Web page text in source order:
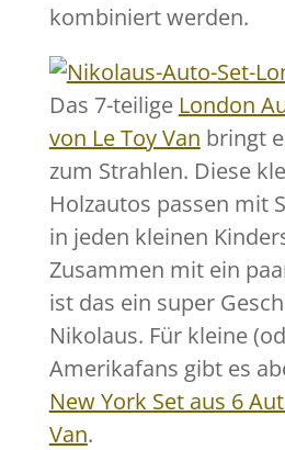
kombiniert werden.
Das 7-teilige London
von Le Toy Van bringt
zum Strahlen. Diese
Holzautos passen mit
in jeden kleinen
Zusammen mit ein
ist das ein super
Nikolaus. Für kleine
Amerikafans gibt es
New York Set aus 6
Van.